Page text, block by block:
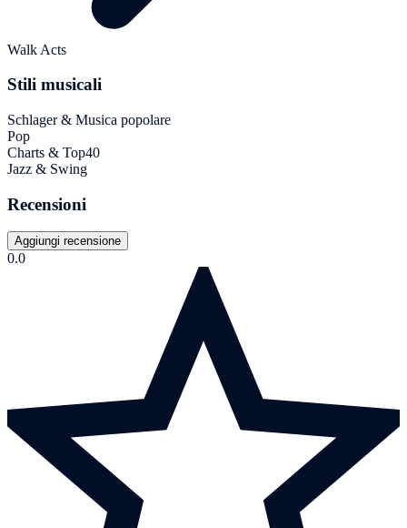
Walk Acts
Stili musicali
Schlager & Musica popolare
Pop
Charts & Top40
Jazz & Swing
Recensioni
Aggiungi recensione
0.0